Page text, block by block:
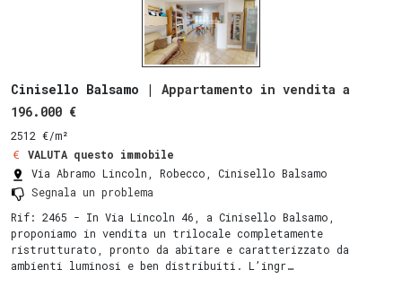
Cinisello Balsamo | Appartamento in vendita a
196.000 €
2512 €/m²
VALUTA questo immobile
Via Abramo Lincoln, Robecco, Cinisello Balsamo
Segnala un problema
Rif: 2465 - In Via Lincoln 46, a Cinisello Balsamo,
proponiamo in vendita un trilocale completamente
ristrutturato, pronto da abitare e caratterizzato da
ambienti luminosi e ben distribuiti. L’ingr…